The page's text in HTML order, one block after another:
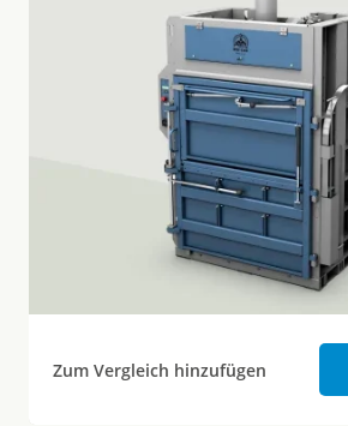
Zum Vergleich hinzufügen